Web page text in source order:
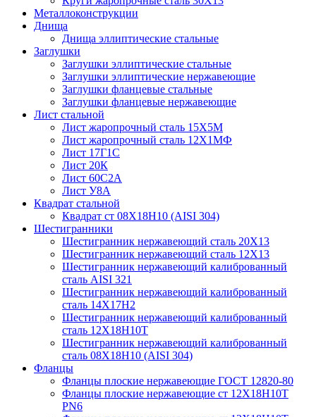
Металлоконструкции
Днища
Днища эллиптические стальные
Заглушки
Заглушки эллиптические стальные
Заглушки эллиптические нержавеющие
Заглушки фланцевые стальные
Заглушки фланцевые нержавеющие
Лист стальной
Лист жаропрочный сталь 15Х5М
Лист жаропрочный сталь 12Х1МФ
Лист 17Г1С
Лист 20К
Лист 60С2А
Лист У8А
Квадрат стальной
Квадрат ст 08Х18Н10 (AISI 304)
Шестигранники
Шестигранник нержавеющий сталь 20Х13
Шестигранник нержавеющий сталь 12Х13
Шестигранник нержавеющий калиброванный
сталь AISI 321
Шестигранник нержавеющий калиброванный
сталь 14Х17Н2
Шестигранник нержавеющий калиброванный
сталь 12Х18Н10Т
Шестигранник нержавеющий калиброванный
сталь 08Х18Н10 (AISI 304)
Фланцы
Фланцы плоские нержавеющие ГОСТ 12820-80
Фланцы плоские нержавеющие ст 12Х18Н10Т
PN6